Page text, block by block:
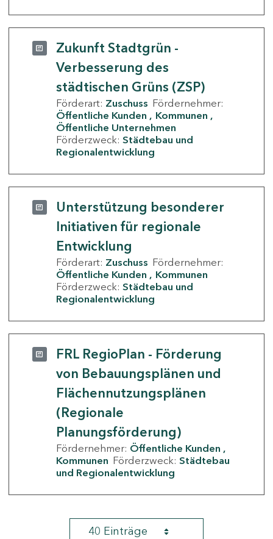
Zukunft Stadtgrün -
Verbesserung des
städtischen Grüns (ZSP)
Förderart: Zuschuss Fördernehmer:
Öffentliche Kunden
Kommunen
Öffentliche Unternehmen
Förderzweck: Städtebau und
Regionalentwicklung
Unterstützung besonderer
Initiativen für regionale
Entwicklung
Förderart: Zuschuss Fördernehmer:
Öffentliche Kunden
Kommunen
Förderzweck: Städtebau und
Regionalentwicklung
FRL RegioPlan - Förderung
von Bebauungsplänen und
Flächennutzungsplänen
(Regionale
Planungsförderung)
Fördernehmer: Öffentliche Kunden
Kommunen Förderzweck: Städtebau
und Regionalentwicklung
40 Einträge